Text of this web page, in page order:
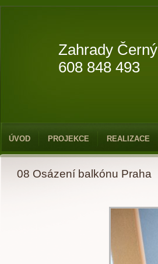
Zahrady Černý
608 848 493
ÚVOD PROJEKCE REALIZACE
08 Osázení balkónu Praha